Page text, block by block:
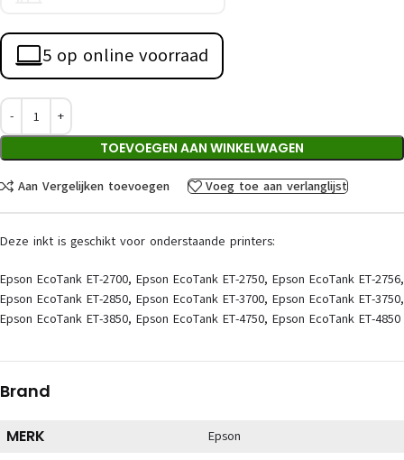
5 op online voorraad
TOEVOEGEN AAN WINKELWAGEN
Aan Vergelijken toevoegen Voeg toe aan verlanglijst
Deze inkt is geschikt voor onderstaande printers:
Epson EcoTank ET-2700, Epson EcoTank ET-2750, Epson EcoTank ET-2756,
Epson EcoTank ET-2850, Epson EcoTank ET-3700, Epson EcoTank ET-3750,
Epson EcoTank ET-3850, Epson EcoTank ET-4750, Epson EcoTank ET-4850
Brand
MERK Epson